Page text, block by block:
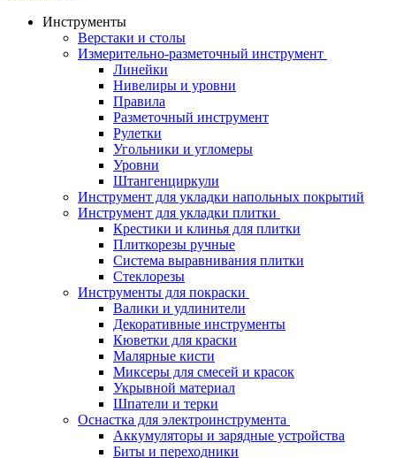
Инструменты
Верстаки и столы
Измерительно-разметочный инструмент
Линейки
Нивелиры и уровни
Правила
Разметочный инструмент
Рулетки
Угольники и угломеры
Уровни
Штангенциркули
Инструмент для укладки напольных покрытий
Инструмент для укладки плитки
Крестики и клинья для плитки
Плиткорезы ручные
Система выравнивания плитки
Стеклорезы
Инструменты для покраски
Валики и удлинители
Декоративные инструменты
Кюветки для краски
Малярные кисти
Миксеры для смесей и красок
Укрывной материал
Шпатели и терки
Оснастка для электроинструмента
Аккумуляторы и зарядные устройства
Биты и переходники